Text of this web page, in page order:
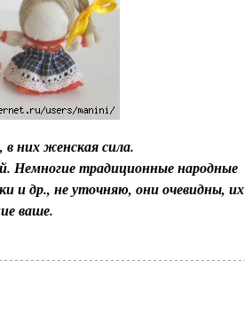
в них женская сила.
Немногие традиционные народные
и др., не уточняю, они очевидны, их
ваше.